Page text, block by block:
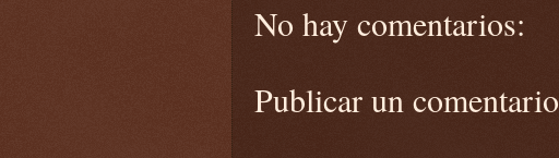
No hay comentarios:
Publicar un comentario